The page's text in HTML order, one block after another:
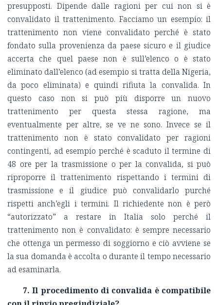
presupposti. Dipende dalle ragioni per cui non si è
convalidato il trattenimento. Facciamo un esempio: il
trattenimento non viene convalidato perché è stato
fondato sulla provenienza da paese sicuro e il giudice
accerta che quel paese non è sull’elenco o è stato
eliminato dall’elenco (ad esempio si tratta della Nigeria,
da poco eliminata) e quindi rifiuta la convalida. In
questo caso non si può più disporre un nuovo
trattenimento per questa stessa ragione, ma
eventualmente per altre, se ve ne sono. Invece se il
trattenimento non è stato convalidato per ragioni
contingenti, ad esempio perché è scaduto il termine di
48 ore per la trasmissione o per la convalida, si può
riproporre il trattenimento rispettando i termini di
trasmissione e il giudice può convalidarlo purché
rispetti anch’egli i termini. Il richiedente non è però
“autorizzato” a restare in Italia solo perché il
trattenimento non è convalidato: è sempre necessario
che ottenga un permesso di soggiorno e ciò avviene se
la sua domanda è accolta o durante il tempo necessario
ad esaminarla.
7. Il procedimento di convalida è compatibile